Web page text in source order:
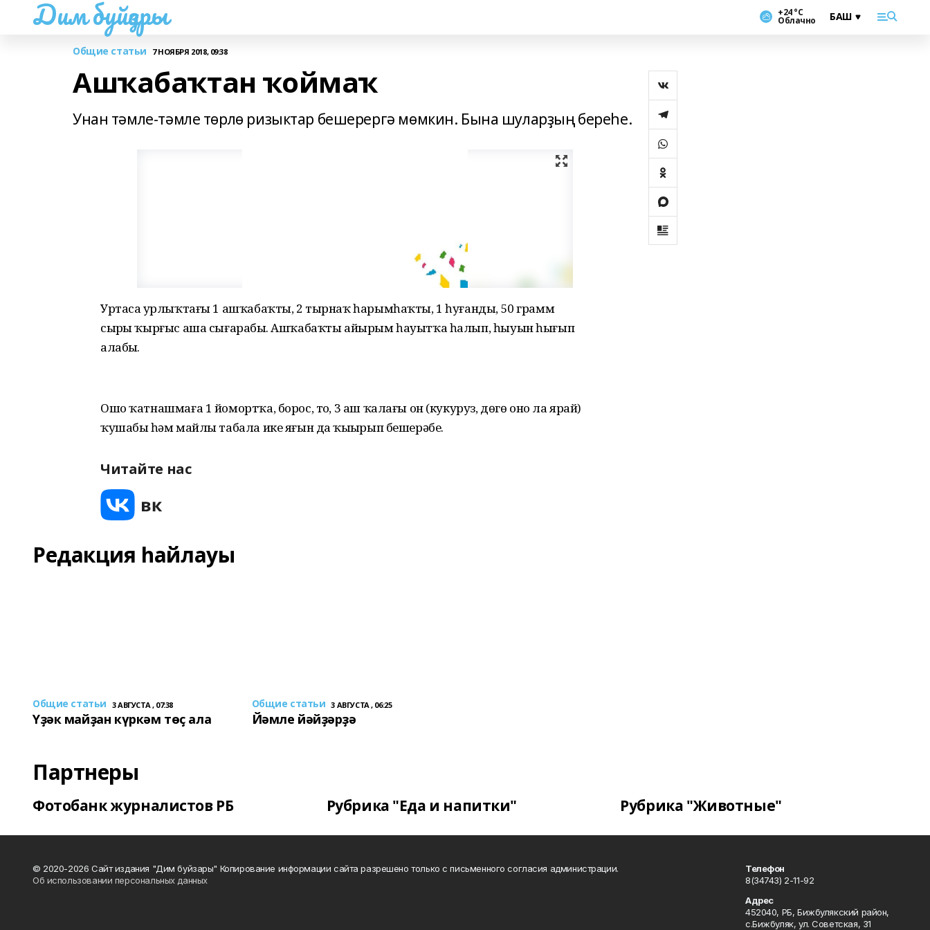
Дим буйҙары +24 °С
Облачно
Общие статьи 7 НОЯБРЯ 2018, 09:38
Ашҡабаҡтан ҡоймаҡ
Унан тәмле-тәмле төрлө ризыктар бешерергә мөмкин. Бына шуларҙың береһе.
Уртаса ҙурлыҡтағы 1 ашҡабаҡты, 2 тырнаҡ һарымһаҡты, 1 һуғанды, 50 грамм
сырҙы ҡырғыс аша сығарабыҙ. Ашҡабаҡты айырым һауытҡа һалып, һыуын һығып
алабыҙ.
Ошо ҡатнашмаға 1 йомортҡа, борос, тоҙ, 3 аш ҡалағы он (кукуруз, дөгө оно ла ярай)
ҡушабыҙ һәм майлы табала ике яғын да ҡыҙҙырып бешерәбеҙ.
Читайте нас
Редакция һайлауы
Общие статьи 3 АВГУСТА , 07:38
Үҙәк майҙан күркәм төҫ ала
Общие статьи 3 АВГУСТА , 06:25
Йәмле йәйҙәрҙә
Партнеры
Фотобанк журналистов РБ Рубрика "Еда и напитки" Рубрика "Животные"
© 2020-2026 Сайт издания "Дим буйзары" Копирование информации сайта разрешено только с письменного согласия администрации.
Об использовании персональных данных
Телефон
8(34743) 2-11-92
Адрес
452040, РБ, Бижбулякский район,
с.Бижбуляк, ул. Советская, 31